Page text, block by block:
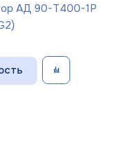
АД 90-Т400-1Р